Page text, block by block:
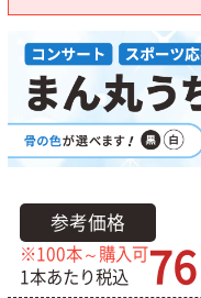
参考価格
※100本～購入可
1本あたり税込
76